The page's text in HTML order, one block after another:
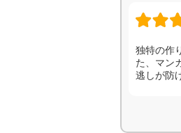
独特の作
た、マン
逃しが防